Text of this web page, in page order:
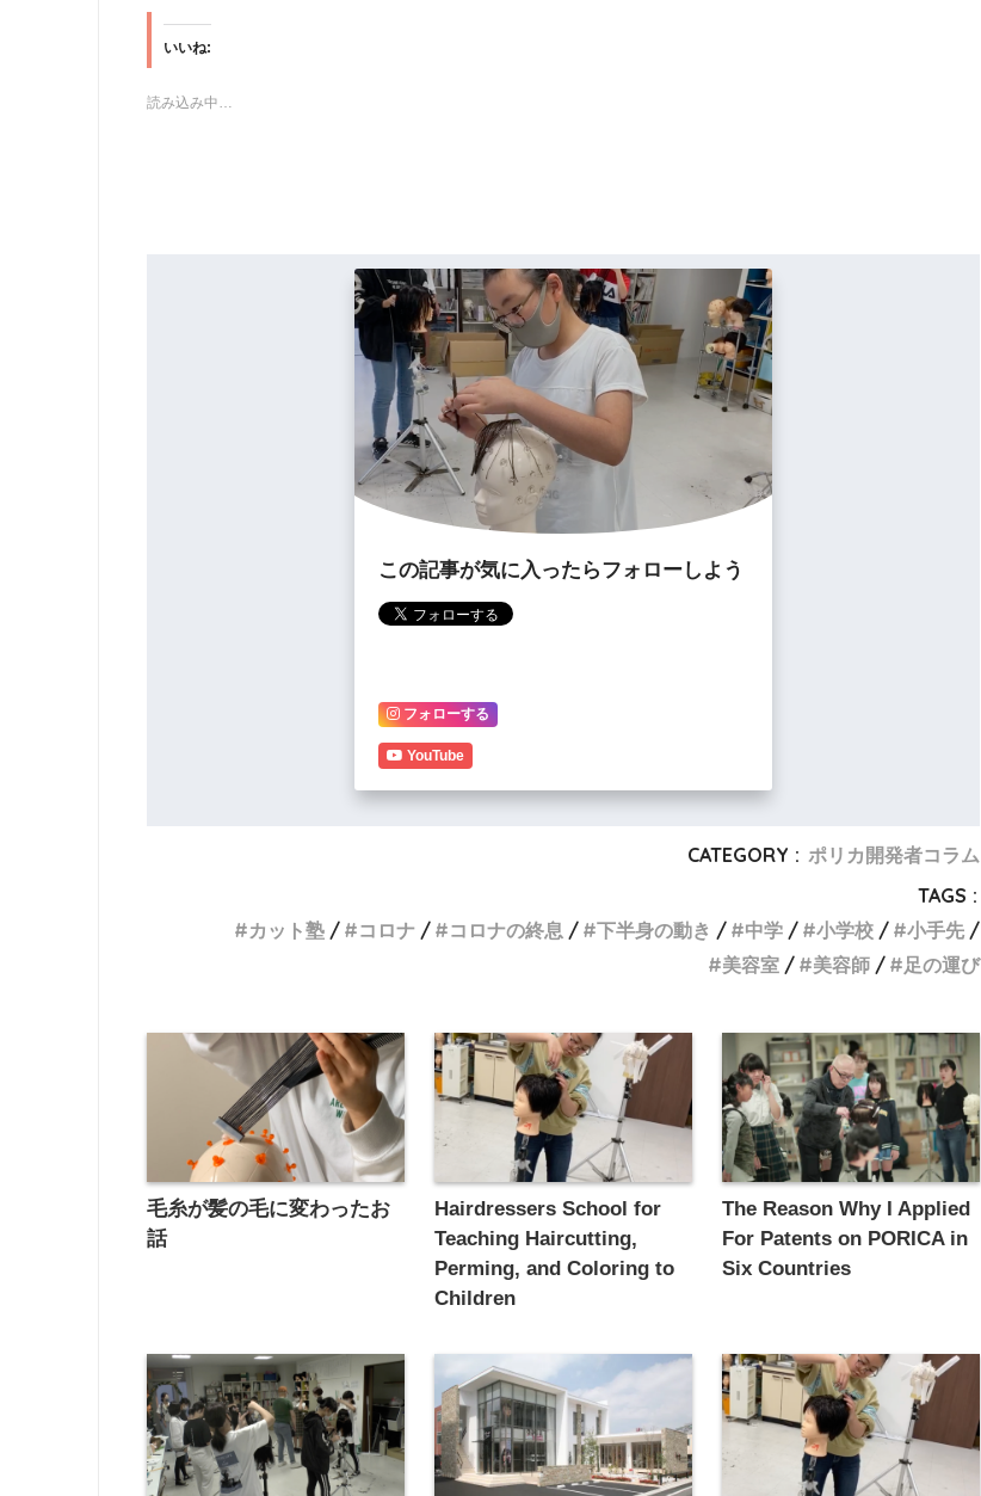
いいね:
読み込み中…
この記事が気に入ったらフォローしよう
フォローする
YouTube
CATEGORY : ポリカ開発者コラム
TAGS :
カット塾
コロナ コロナの終息 下半身の動き 中学 小学校
小手先
美容室
美容師 足の運び
毛糸が髪の毛に変わったお
話
Hairdressers School for
Teaching Haircutting,
Perming, and Coloring to
Children
The Reason Why I Applied
For Patents on PORICA in
Six Countries